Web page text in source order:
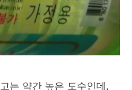
는 약간 높은 도수인데,